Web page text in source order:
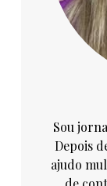
Sou
Depois
ajudo